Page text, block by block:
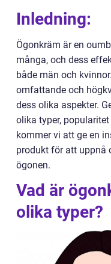
Inledning:
Ögonkräm är en
många, och dess
både män och
omfattande och
dess olika aspekter.
olika typer,
kommer vi att ge en
produkt för att uppnå
ögonen.
Vad är
olika typer?